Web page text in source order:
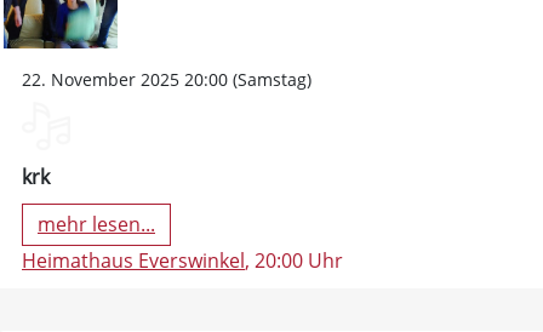
22. November 2025 20:00 (Samstag)
krk
mehr lesen...
Heimathaus Everswinkel, 20:00 Uhr